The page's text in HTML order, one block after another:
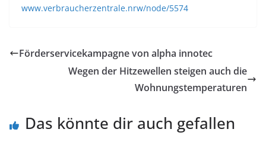
www.verbraucherzentrale.nrw/node/5574
Förderservicekampagne von alpha innotec
Wegen der Hitzewellen steigen auch die
Wohnungstemperaturen
Das könnte dir auch gefallen